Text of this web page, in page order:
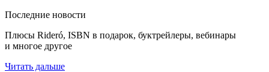
Последние новости
Плюсы Rideró, ISBN в подарок, буктрейлеры, вебинары
и многое другое
Читать дальше